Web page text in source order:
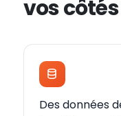
vos côtés
Des données